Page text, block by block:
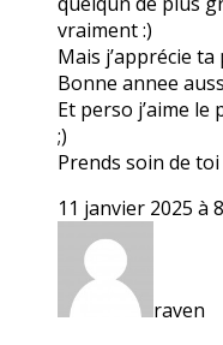
vraiment :)
Mais j’apprécie
Bonne annee
Et perso j’aime
;)
Prends soin de toi
11 janvier 2025 à
raven